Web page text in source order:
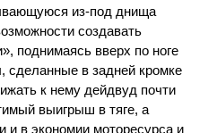
из-под днища
создавать
поднимаясь вверх по ноге
сделанные в задней кромке
к нему дейдвуд почти
выигрыш в тяге, а
и в экономии моторесурса и